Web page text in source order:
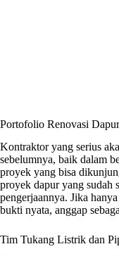
Portofolio Renovasi
Kontraktor yang serius
sebelumnya, baik dalam
proyek yang bisa
proyek dapur yang sudah
pengerjaannya. Jika
bukti nyata, anggap
Tim Tukang Listrik dan